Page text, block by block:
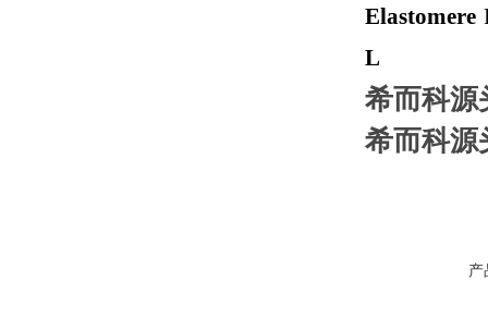
Elastomere
L
希而科源
希而科源
产